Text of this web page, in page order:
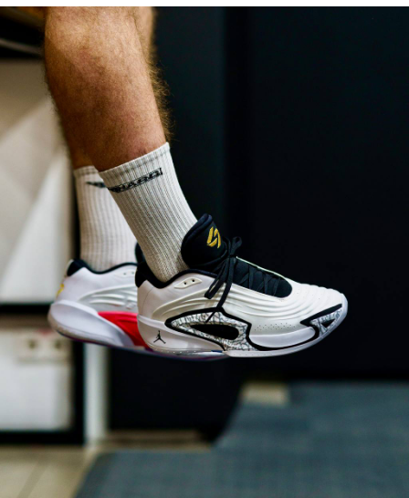
ОГРН: 1167746552401
EMAIL: INFO@PLAYGROUND.MOSCOW
ТЕЛ.: +7 (499) 490-09-23
Г. МОСКВА, 125445, Г. МОСКВА,
ЛЕНИНГРАДСКОЕ ШОССЕ, Д.65, СТР.5
РАСПИСАНИЕ
НАШ АДРЕС:
PLAYGROUND САВЕЛОВСКАЯ
МОСКВА, УЛ. СКЛАДОЧНАЯ 1 СТР.1
АБОНЕМЕНТЫ
МАССАЖ
РЕАБИЛИТАЦИЯ
ВАКАНСИИ
КОНТАКТЫ
САВЁЛОВСКАЯ
ПОДПИСАТЬСЯ
АРЕНДА
ПЛОЩАДОК
PICK UP
GAMES
|
БЛОГ
ЛИЧНЫЙ
КАБИНЕТ
ПОДАРОЧНЫЙ
СЕРТИФИКАТ
О
НАС
ГОЛЬФ